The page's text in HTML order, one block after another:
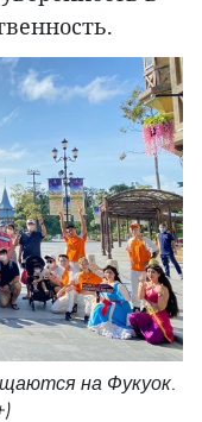
на Фукуок.